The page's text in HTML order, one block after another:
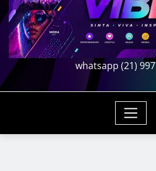
whatsapp (21)